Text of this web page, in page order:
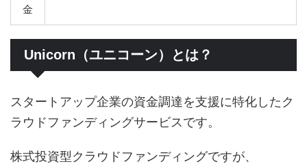
金
Unicorn（ユニコーン）とは？
スタートアップ企業の資金調達を支援に特化したク
ラウドファンディングサービスです。
株式投資型クラウドファンディングですが、